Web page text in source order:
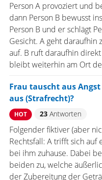
Person A provoziert und
dann Person B bewusst
Person B und er schlägt
Gesicht. A geht daraufhin
auf. B ruft daraufhin
bleibt weiterhin am Ort
Frau tauscht aus
aus (Strafrecht)?
HOT 23Antworten
Folgender fiktiver (aber
Rechtsfall: A trifft sich
bei ihm zuhause. Dabei
beiden zu, welche
der Zubereitung der